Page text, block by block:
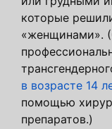
которые
«женщинами».
в возрасте 14
помощью
препаратов.)